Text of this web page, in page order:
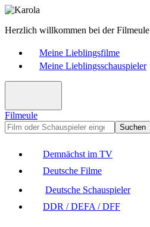
Herzlich willkommen bei der Filmeule
Meine Lieblingsfilme
Meine Lieblingsschauspieler
Filmeule
Suchen
Demnächst im TV
Deutsche Filme
Deutsche Schauspieler
DDR / DEFA / DFF